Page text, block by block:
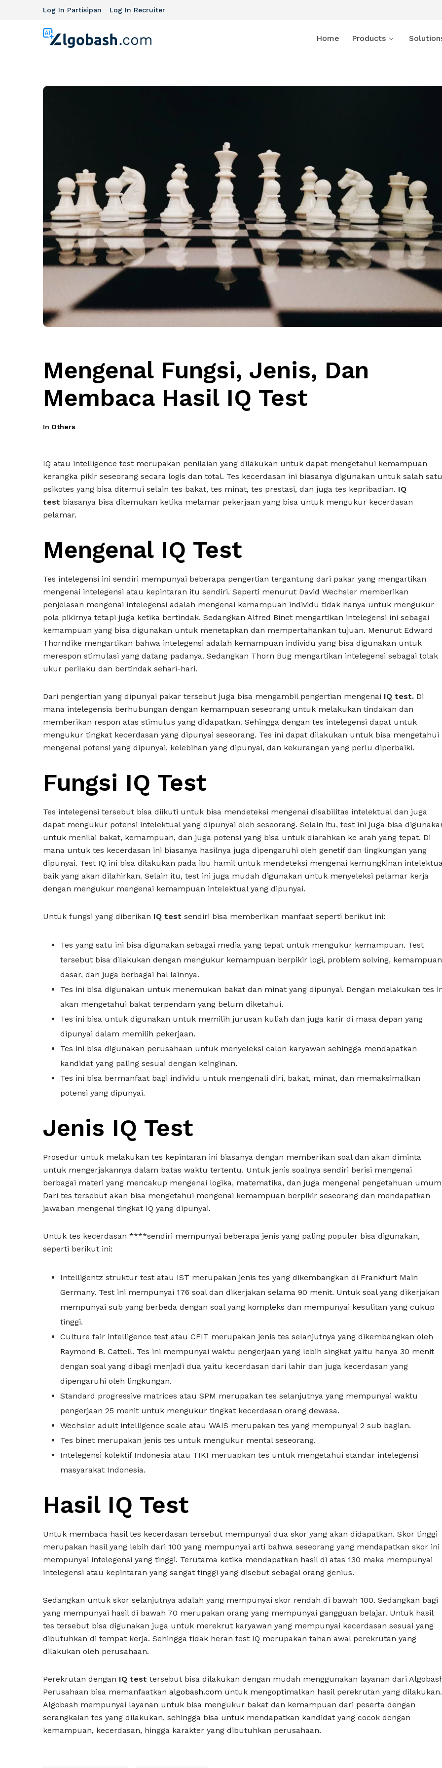
Log In Partisipan Log In Recruiter
Home Products
Mengenal Fungsi, Jenis, Dan
Membaca Hasil IQ Test
In Others
IQ atau intelligence test merupakan penilaian yang dilakukan untuk dapat mengetahui kemampuan
kerangka pikir seseorang secara logis dan total. Tes kecerdasan ini biasanya digunakan untuk salah satu
psikotes yang bisa ditemui selain tes bakat, tes minat, tes prestasi, dan juga tes kepribadian. IQ
test biasanya bisa ditemukan ketika melamar pekerjaan yang bisa untuk mengukur kecerdasan
pelamar.
Mengenal IQ Test
Tes intelegensi ini sendiri mempunyai beberapa pengertian tergantung dari pakar yang mengartikan
mengenai intelegensi atau kepintaran itu sendiri. Seperti menurut David Wechsler memberikan
penjelasan mengenai intelegensi adalah mengenai kemampuan individu tidak hanya untuk mengukur
pola pikirnya tetapi juga ketika bertindak. Sedangkan Alfred Binet mengartikan intelegensi ini sebagai
kemampuan yang bisa digunakan untuk menetapkan dan mempertahankan tujuan. Menurut Edward
Thorndike mengartikan bahwa intelegensi adalah kemampuan individu yang bisa digunakan untuk
merespon stimulasi yang datang padanya. Sedangkan Thorn Bug mengartikan intelegensi sebagai tolak
ukur perilaku dan bertindak sehari-hari.
Dari pengertian yang dipunyai pakar tersebut juga bisa mengambil pengertian mengenai IQ test. Di
mana intelegensia berhubungan dengan kemampuan seseorang untuk melakukan tindakan dan
memberikan respon atas stimulus yang didapatkan. Sehingga dengan tes intelegensi dapat untuk
mengukur tingkat kecerdasan yang dipunyai seseorang. Tes ini dapat dilakukan untuk bisa mengetahui
mengenai potensi yang dipunyai, kelebihan yang dipunyai, dan kekurangan yang perlu diperbaiki.
Fungsi IQ Test
Tes intelegensi tersebut bisa diikuti untuk bisa mendeteksi mengenai disabilitas intelektual dan juga
dapat mengukur potensi intelektual yang dipunyai oleh seseorang. Selain itu, test ini juga bisa
untuk menilai bakat, kemampuan, dan juga potensi yang bisa untuk diarahkan ke arah yang tepat. Di
mana untuk tes kecerdasan ini biasanya hasilnya juga dipengaruhi oleh genetif dan lingkungan yang
dipunyai. Test IQ ini bisa dilakukan pada ibu hamil untuk mendeteksi mengenai kemungkinan
baik yang akan dilahirkan. Selain itu, test ini juga mudah digunakan untuk menyeleksi pelamar kerja
dengan mengukur mengenai kemampuan intelektual yang dipunyai.
Untuk fungsi yang diberikan IQ test sendiri bisa memberikan manfaat seperti berikut ini:
Tes yang satu ini bisa digunakan sebagai media yang tepat untuk mengukur kemampuan. Test
tersebut bisa dilakukan dengan mengukur kemampuan berpikir logi, problem solving, kemampuan
dasar, dan juga berbagai hal lainnya.
Tes ini bisa digunakan untuk menemukan bakat dan minat yang dipunyai. Dengan melakukan tes
akan mengetahui bakat terpendam yang belum diketahui.
Tes ini bisa untuk digunakan untuk memilih jurusan kuliah dan juga karir di masa depan yang
dipunyai dalam memilih pekerjaan.
Tes ini bisa digunakan perusahaan untuk menyeleksi calon karyawan sehingga mendapatkan
kandidat yang paling sesuai dengan keinginan.
Tes ini bisa bermanfaat bagi individu untuk mengenali diri, bakat, minat, dan memaksimalkan
potensi yang dipunyai.
Jenis IQ Test
Prosedur untuk melakukan tes kepintaran ini biasanya dengan memberikan soal dan akan diminta
untuk mengerjakannya dalam batas waktu tertentu. Untuk jenis soalnya sendiri berisi mengenai
berbagai materi yang mencakup mengenai logika, matematika, dan juga mengenai pengetahuan
Dari tes tersebut akan bisa mengetahui mengenai kemampuan berpikir seseorang dan mendapatkan
jawaban mengenai tingkat IQ yang dipunyai.
Untuk tes kecerdasan ****sendiri mempunyai beberapa jenis yang paling populer bisa digunakan,
seperti berikut ini:
Intelligentz struktur test atau IST merupakan jenis tes yang dikembangkan di Frankfurt Main
Germany. Test ini mempunyai 176 soal dan dikerjakan selama 90 menit. Untuk soal yang dikerjakan
mempunyai sub yang berbeda dengan soal yang kompleks dan mempunyai kesulitan yang cukup
tinggi.
Culture fair intelligence test atau CFIT merupakan jenis tes selanjutnya yang dikembangkan oleh
Raymond B. Cattell. Tes ini mempunyai waktu pengerjaan yang lebih singkat yaitu hanya 30 menit
dengan soal yang dibagi menjadi dua yaitu kecerdasan dari lahir dan juga kecerdasan yang
dipengaruhi oleh lingkungan.
Standard progressive matrices atau SPM merupakan tes selanjutnya yang mempunyai waktu
pengerjaan 25 menit untuk mengukur tingkat kecerdasan orang dewasa.
Wechsler adult intelligence scale atau WAIS merupakan tes yang mempunyai 2 sub bagian.
Tes binet merupakan jenis tes untuk mengukur mental seseorang.
Intelegensi kolektif Indonesia atau TIKI meruapkan tes untuk mengetahui standar intelegensi
masyarakat Indonesia.
Hasil IQ Test
Untuk membaca hasil tes kecerdasan tersebut mempunyai dua skor yang akan didapatkan. Skor tinggi
merupakan hasil yang lebih dari 100 yang mempunyai arti bahwa seseorang yang mendapatkan skor ini
mempunyai intelegensi yang tinggi. Terutama ketika mendapatkan hasil di atas 130 maka mempunyai
intelegensi atau kepintaran yang sangat tinggi yang disebut sebagai orang genius.
Sedangkan untuk skor selanjutnya adalah yang mempunyai skor rendah di bawah 100. Sedangkan bagi
yang mempunyai hasil di bawah 70 merupakan orang yang mempunyai gangguan belajar. Untuk hasil
tes tersebut bisa digunakan juga untuk merekrut karyawan yang mempunyai kecerdasan sesuai yang
dibutuhkan di tempat kerja. Sehingga tidak heran test IQ merupakan tahan awal perekrutan yang
dilakukan oleh perusahaan.
Perekrutan dengan IQ test tersebut bisa dilakukan dengan mudah menggunakan layanan dari
Perusahaan bisa memanfaatkan algobash.com untuk mengoptimalkan hasil perekrutan yang dilakukan.
Algobash mempunyai layanan untuk bisa mengukur bakat dan kemampuan dari peserta dengan
serangkaian tes yang dilakukan, sehingga bisa untuk mendapatkan kandidat yang cocok dengan
kemampuan, kecerdasan, hingga karakter yang dibutuhkan perusahaan.